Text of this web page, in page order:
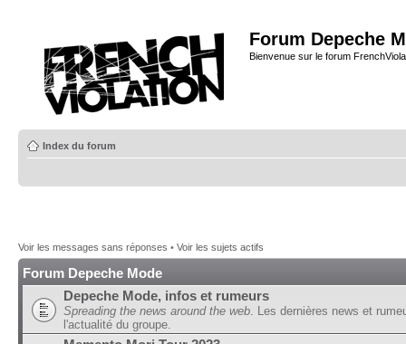
Forum Depeche
Bienvenue sur le forum
Index du forum
Voir les messages sans réponses • Voir les sujets actifs
Forum Depeche Mode
Depeche Mode, infos et rumeurs
Spreading the news around the web . Les dernières news et
l'actualité du groupe.